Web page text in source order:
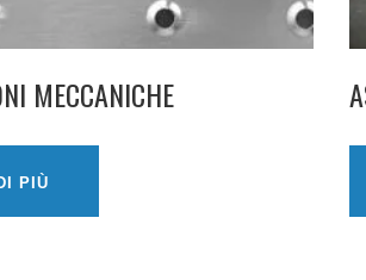
MECCANICHE
PIÙ